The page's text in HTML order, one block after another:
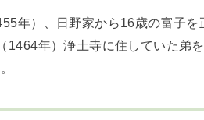
年）、日野家から16歳の富子
1464年）浄土寺に住していた弟